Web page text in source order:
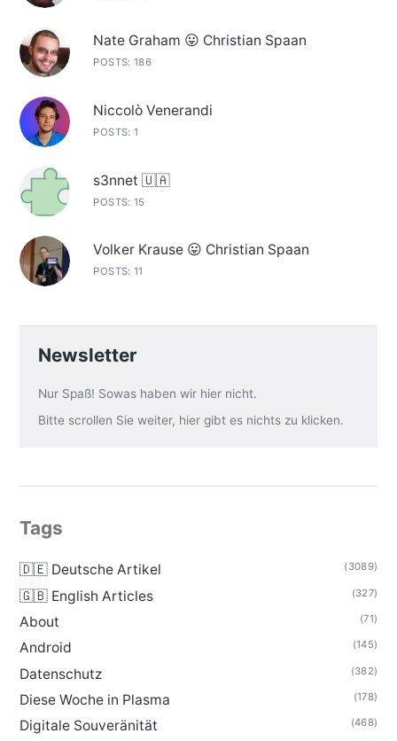
Nate Graham 😛 Christian Spaan
POSTS: 186
Niccolò Venerandi
POSTS: 1
s3nnet 🇺🇦
POSTS: 15
Volker Krause 😛 Christian Spaan
POSTS: 11
Newsletter
Nur Spaß! Sowas haben wir hier nicht.
Bitte scrollen Sie weiter, hier gibt es nichts zu klicken.
Tags
🇩🇪 Deutsche Artikel (3089)
🇬🇧 English Articles (327)
About (71)
Android (145)
Datenschutz (382)
Diese Woche in Plasma (178)
Digitale Souveränität (468)